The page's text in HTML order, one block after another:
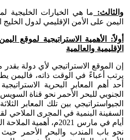
والثالث: ما هي الخيارات الخليجية
اليمن على الأمن الإقليمي لدول الخليج
أولاً: الأهمية الاستراتيجية لموقع
الإقليمية والعالمية
إن الموقع الاستراتيجي لأي دولة
يرتب أعباءً في الوقت ذاته،
أحد أهم المعابر البحرية
الجنوبي للبحر الأحمر نحو قناة
الجيواستراتيجي بين تلك المعابر
السفينة البنمية في المجرى
أيام في مارس 2021م،
نحو باب المندب والبحر الأحمر